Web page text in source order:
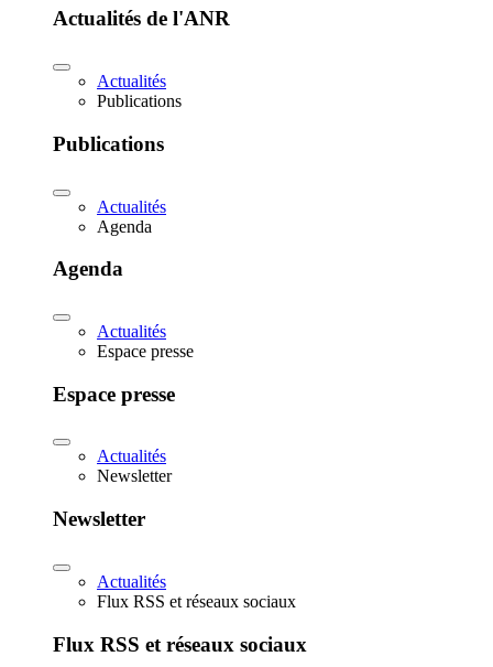
Actualités de l'ANR
Actualités
Publications
Publications
Actualités
Agenda
Agenda
Actualités
Espace presse
Espace presse
Actualités
Newsletter
Newsletter
Actualités
Flux RSS et réseaux sociaux
Flux RSS et réseaux sociaux